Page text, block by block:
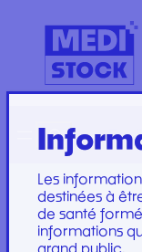
ASPIRATION
CANULE
COMPRESSE
DIVERS
ENDODONTIE
ACCESSOIRES
INJECTION,
PERFUSION
GYNÉCOLOGIE
Recherche
Les
destinées à
de santé
informations
grand public.